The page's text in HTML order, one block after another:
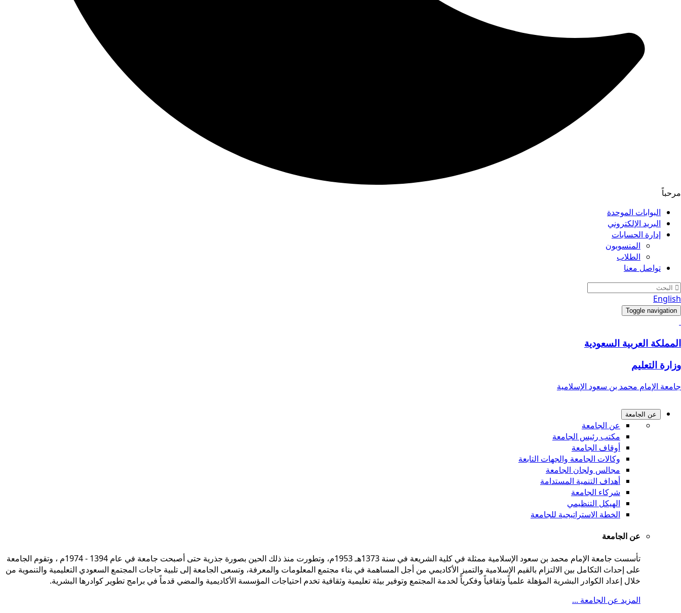
مرحباً
البوابات الموحدة
البريد الإلكتروني
إدارة الحسابات
المنسوبون
الطلاب
تواصل معنا
English
Toggle navigation
المملكة العربية السعودية
وزارة التعليم
جامعة الإمام محمد بن سعود الإسلامية
عن الجامعة
عن الجامعة
مكتب رئيس الجامعة
أوقاف الجامعة
وكالات الجامعة والجهات التابعة
مجالس ولجان الجامعة
أهداف التنمية المستدامة
شركاء الجامعة
الهيكل التنظيمي
الخطة الاستراتيجية للجامعة
عن الجامعة
تأسست جامعة الإمام محمد بن سعود الإسلامية ممثلة في كلية الشريعة في سنة 1373هـ 1953م، وتطورت منذ ذلك الحين بصورة جذرية حتى أصبحت جامعة في عام 1394 - 1974م ، وتقوم الجامعة
على إحداث التكامل بين الالتزام بالقيم الإسلامية والتميز الأكاديمي من أجل المساهمة في بناء مجتمع المعلومات والمعرفة، وتسعى الجامعة إلى تلبية حاجات المجتمع السعودي التعليمية والتنموية من
خلال إعداد الكوادر البشرية المؤهلة علمياً وثقافياً وفكرياً لخدمة المجتمع وتوفير بيئة تعليمية وثقافية تخدم احتياجات المؤسسة الأكاديمية والمضي قدماً في برامج تطوير كوادرها البشرية.
المزيد عن الجامعة ...